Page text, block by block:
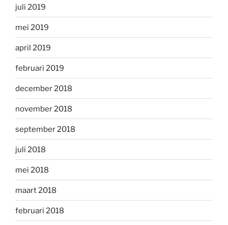
juli 2019
mei 2019
april 2019
februari 2019
december 2018
november 2018
september 2018
juli 2018
mei 2018
maart 2018
februari 2018